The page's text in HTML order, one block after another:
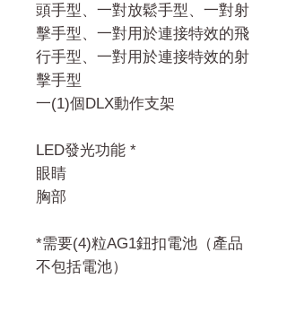
頭手型、一對放鬆手型、一對射
擊手型、一對用於連接特效的飛
行手型、一對用於連接特效的射
擊手型
一(1)個DLX動作支架
LED發光功能 *
眼睛
胸部
*需要(4)粒AG1鈕扣電池（產品
不包括電池）